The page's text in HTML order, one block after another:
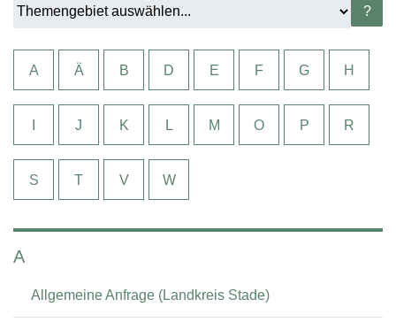
?
A Ä B D E F G H
J K L M O P R
S T V W
A
Allgemeine Anfrage (Landkreis Stade)